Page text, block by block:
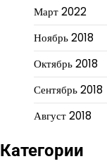
Март 2022
Ноябрь 2018
Октябрь 2018
Сентябрь 2018
Август 2018
Категории